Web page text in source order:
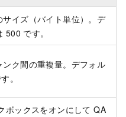
サイズ（バイト単位）。デ
500 です。
ンク間の重複量。デフォル
。
ボックスをオンにして QA